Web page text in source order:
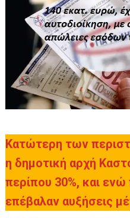
Κατώτερη των
η δημοτική αρχή
περίπου 30%, και ενώ
επέβαλαν αυξήσεις